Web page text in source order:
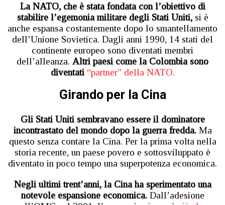
La NATO, che è stata fondata con l’obiettivo di
stabilire l’egemonia militare degli Stati Uniti,si è
anche espansa costantemente dopo lo smantellamento
dell’Unione Sovietica. Dagli anni 1990, 14 stati del
continente europeo sono diventati membri
dell’alleanza. Altri paesi come la Colombia sono
diventati “partner” della NATO.
Girando per la Cina
Gli Stati Uniti sembravano essere il dominatore
incontrastato del mondo dopo la guerra fredda. Ma
questo senza contare la Cina. Per la prima volta nella
storia recente, un paese povero e sottosviluppato è
diventato in poco tempo una superpotenza economica.
Negli ultimi trent’anni, la Cina ha sperimentato una
notevole espansione economica.Dall’adesione